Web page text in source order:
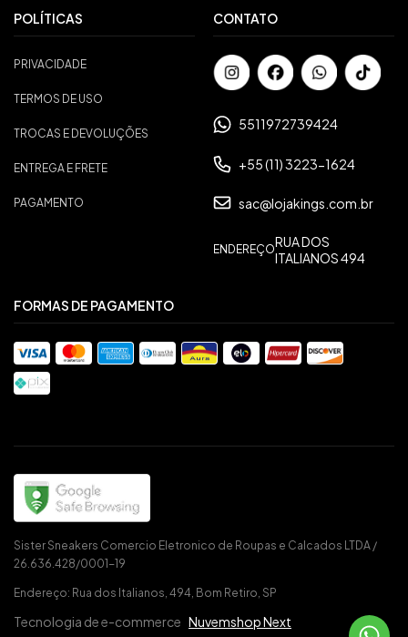
POLÍTICAS
PRIVACIDADE
TERMOS DE USO
TROCAS E DEVOLUÇÕES
ENTREGA E FRETE
PAGAMENTO
CONTATO
5511972739424
+55 (11) 3223-1624
sac@lojakings.com.br
ENDEREÇORUA DOS
ITALIANOS 494
FORMAS DE PAGAMENTO
Sister Sneakers Comercio Eletronico de Roupas e Calcados LTDA /
26.636.428/0001-19
Endereço: Rua dos Italianos, 494, Bom Retiro, SP
Tecnologia de e-commerce Nuvemshop Next